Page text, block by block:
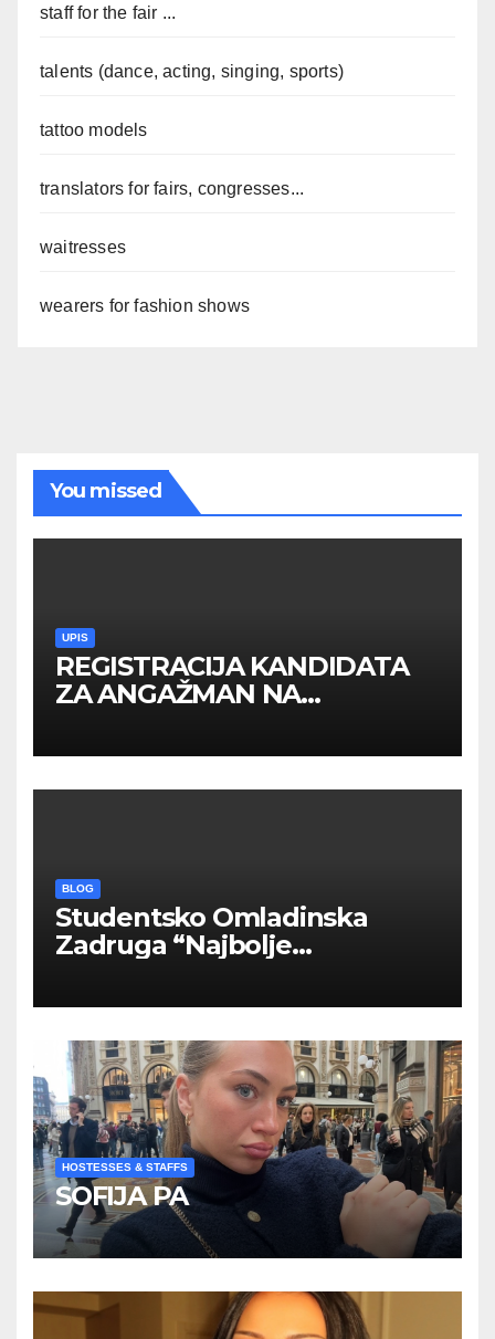
staff for the fair ...
talents (dance, acting, singing, sports)
tattoo models
translators for fairs, congresses...
waitresses
wearers for fashion shows
You missed
UPIS
REGISTRACIJA KANDIDATA
ZA ANGAŽMAN NA
BLOG
Studentsko Omladinska
Zadruga “Najbolje
HOSTESSES & STAFFS
SOFIJA PA